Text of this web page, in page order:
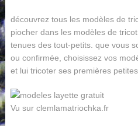
découvrez tous les modèles de
piocher dans les modèles de tricot
tenues des tout-petits. que vous
ou confirmée, choisissez vos
et lui tricoter ses premières
Vu sur clemlamatriochka.fr